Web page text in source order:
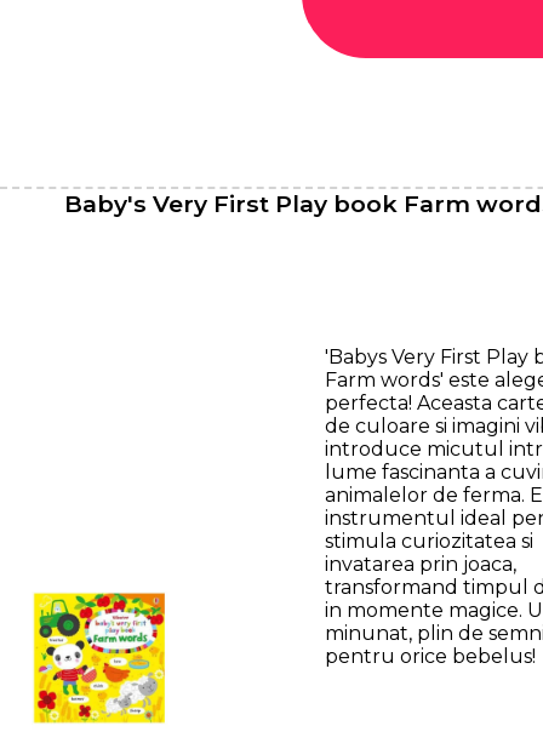
Baby's Very First Play book Farm
'Babys Very First Play
Farm words' este
perfecta! Aceasta
de culoare si imagini
introduce micutul
lume fascinanta a
animalelor de ferma.
instrumentul ideal
stimula curiozitatea si
invatarea prin joaca,
transformand timpul
in momente magice.
minunat, plin de
pentru orice bebelus!